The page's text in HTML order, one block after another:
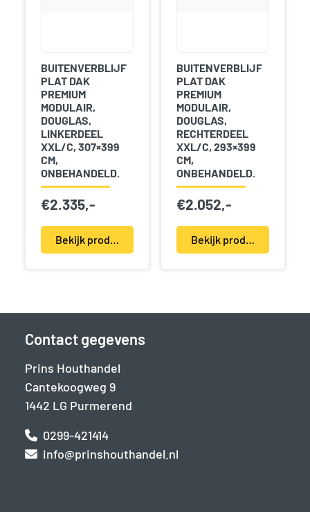
BUITENVERBLIJF
PLAT DAK
PREMIUM
MODULAIR,
DOUGLAS,
LINKERDEEL
XXL/C, 307×399
CM,
ONBEHANDELD.
€2.335,-
Bekijk product(en)
BUITENVERBLIJF
PLAT DAK
PREMIUM
MODULAIR,
DOUGLAS,
RECHTERDEEL
XXL/C, 293×399
CM,
ONBEHANDELD.
€2.052,-
Bekijk product(en)
Contact gegevens
Prins Houthandel
Cantekoogweg 9
1442 LG Purmerend
0299-421414
info@prinshouthandel.nl